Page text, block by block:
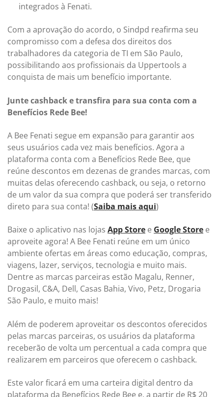
integrados à Fenati.
Com a aprovação do acordo, o Sindpd reafirma seu
compromisso com a defesa dos direitos dos
trabalhadores da categoria de TI em São Paulo,
possibilitando aos profissionais da Uppertools a
conquista de mais um benefício importante.
Junte cashback e transfira para sua conta com a
Benefícios Rede Bee!
A Bee Fenati segue em expansão para garantir aos
seus usuários cada vez mais benefícios. Agora a
plataforma conta com a Benefícios Rede Bee, que
reúne descontos em dezenas de grandes marcas, com
muitas delas oferecendo cashback, ou seja, o retorno
de um valor da sua compra que poderá ser transferido
direto para sua conta! (Saiba mais aqui)
Baixe o aplicativo nas lojas App Store e Google Store e
aproveite agora! A Bee Fenati reúne em um único
ambiente ofertas em áreas como educação, compras,
viagens, lazer, serviços, tecnologia e muito mais.
Dentre as marcas parceiras estão Magalu, Renner,
Drogasil, C&A, Dell, Casas Bahia, Vivo, Petz, Drogaria
São Paulo, e muito mais!
Além de poderem aproveitar os descontos oferecidos
pelas marcas parceiras, os usuários da plataforma
receberão de volta um percentual a cada compra que
realizarem em parceiros que oferecem o cashback.
Este valor ficará em uma carteira digital dentro da
plataforma da Benefícios Rede Bee e, a partir de R$ 20